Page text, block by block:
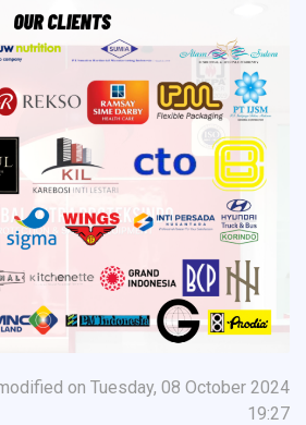
on Tuesday, 08 October 2024
19:27